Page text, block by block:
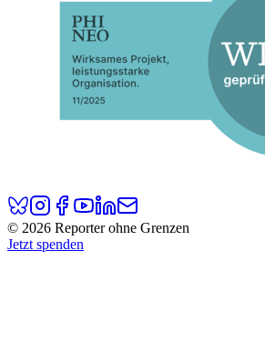
© 2026 Reporter ohne Grenzen
Jetzt spenden